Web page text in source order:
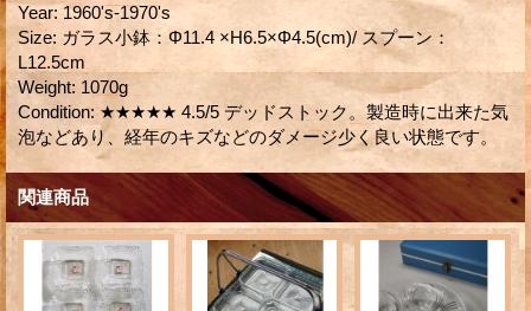
Year: 1960's-1970's
Size: ガラス小鉢：Φ11.4 ×H6.5×Φ4.5(cm)/ スプーン：
L12.5cm
Weight: 1070g
Condition: ★★★★★ 4.5/5 デッドストック。製造時に出来た気
泡などあり、経年のキズなどのダメージ少く良い状態です。
関連商品